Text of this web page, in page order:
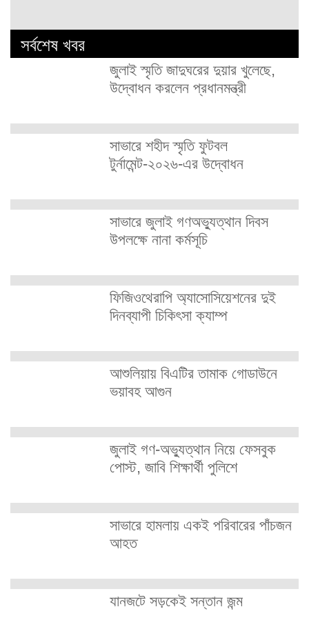
সর্বশেষ খবর
জুলাই স্মৃতি জাদুঘরের দুয়ার খুলেছে,
উদ্বোধন করলেন প্রধানমন্ত্রী
সাভারে শহীদ স্মৃতি ফুটবল
টুর্নামেন্ট-২০২৬-এর উদ্বোধন
সাভারে জুলাই গণঅভ্যুত্থান দিবস
উপলক্ষে নানা কর্মসূচি
ফিজিওথেরাপি অ্যাসোসিয়েশনের দুই
দিনব্যাপী চিকিৎসা ক্যাম্প
আশুলিয়ায় বিএটির তামাক গোডাউনে
ভয়াবহ আগুন
জুলাই গণ-অভ্যুত্থান নিয়ে ফেসবুক
পোস্ট, জাবি শিক্ষার্থী পুলিশে
সাভারে হামলায় একই পরিবারের পাঁচজন
আহত
যানজটে সড়কেই সন্তান জন্ম